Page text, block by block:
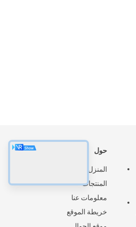
حول
المنزل
المنتجات
معلومات عنا
خريطة الموقع